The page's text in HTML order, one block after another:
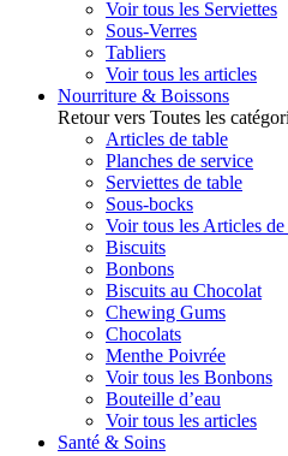
Voir tous les Serviettes
Sous-Verres
Tabliers
Voir tous les articles
Nourriture & Boissons
Retour vers Toutes les
Articles de table
Planches de service
Serviettes de table
Sous-bocks
Voir tous les Articles de
Biscuits
Bonbons
Biscuits au Chocolat
Chewing Gums
Chocolats
Menthe Poivrée
Voir tous les Bonbons
Bouteille d’eau
Voir tous les articles
Santé & Soins